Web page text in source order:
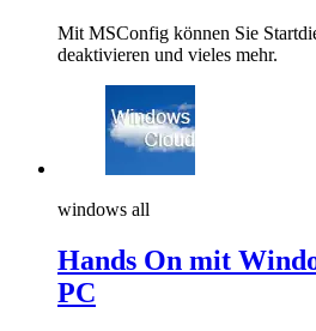
Mit MSConfig können Sie
deaktivieren und vieles mehr.
windows all
Hands On mit
PC